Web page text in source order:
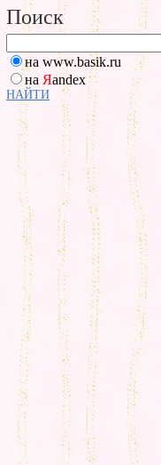
Поиск
на www.basik.ru
на Яandex
НАЙТИ